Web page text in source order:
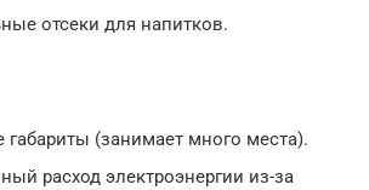
отсеки для напитков.
(занимает много места).
расход электроэнергии из-за